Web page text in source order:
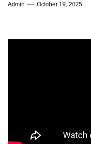
Admin October 19, 2025